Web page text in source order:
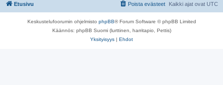
Etusivu Kaikki ajat ovat UTC
Poista evästeet
Keskustelufoorumin ohjelmisto phpBB® Forum Software © phpBB Limited
Käännös: phpBB Suomi (lurttinen, harritapio, Pettis)
Yksityisyys | Ehdot